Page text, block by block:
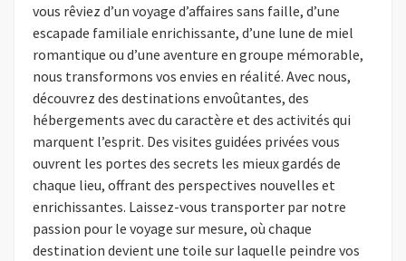
vous rêviez d’un voyage d’affaires sans faille, d’une
escapade familiale enrichissante, d’une lune de miel
romantique ou d’une aventure en groupe mémorable,
nous transformons vos envies en réalité. Avec nous,
découvrez des destinations envoûtantes, des
hébergements avec du caractère et des activités qui
marquent l’esprit. Des visites guidées privées vous
ouvrent les portes des secrets les mieux gardés de
chaque lieu, offrant des perspectives nouvelles et
enrichissantes. Laissez-vous transporter par notre
passion pour le voyage sur mesure, où chaque
destination devient une toile sur laquelle peindre vos